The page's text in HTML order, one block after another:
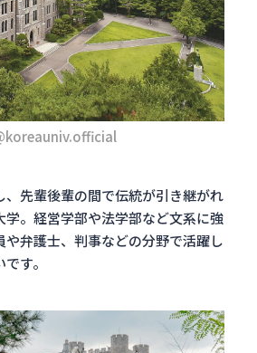
、先輩後輩の間で伝統が引き継がれ
学。経営学部や法学部など文系に強
や弁護士、判事などの分野で活躍し
す。